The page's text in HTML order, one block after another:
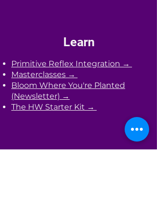
Learn
Primitive Reflex Integration →
Masterclasses →
Bloom Where You're Planted
(Newsletter) →
The HW Starter Kit →